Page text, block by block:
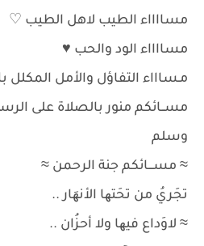
مسااااء الطيب لاهل الطيب ♡
مسااااء الود والحب ♥
مـساااء التفاؤل واﻷمل المكلل
مســائكم منور بالصلاة على
وسلم
≈ مســـائكم جنة الرحمن ≈
تجَريُ من تحَتھا الأنھَار ..
≈ لاوَداع فيھا ولا أحزُان ..